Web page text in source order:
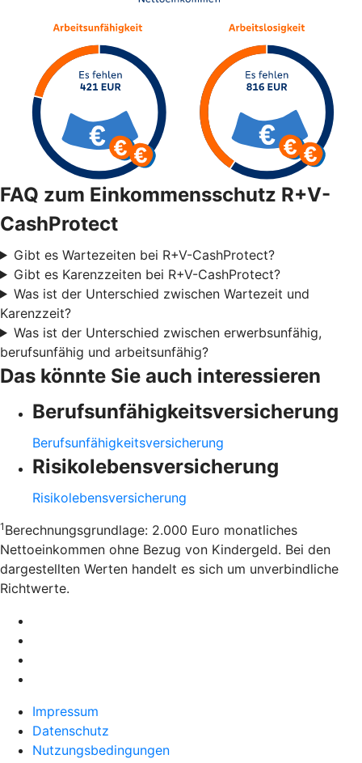
FAQ zum Einkommensschutz R+V-
CashProtect
Gibt es Wartezeiten bei R+V-CashProtect?
Gibt es Karenzzeiten bei R+V-CashProtect?
Was ist der Unterschied zwischen Wartezeit und
Karenzzeit?
Was ist der Unterschied zwischen erwerbsunfähig,
berufsunfähig und arbeitsunfähig?
Das könnte Sie auch interessieren
Berufsunfähigkeitsversicherung
Berufsunfähigkeitsversicherung
Risikolebensversicherung
Risikolebensversicherung
1 Berechnungsgrundlage: 2.000 Euro monatliches
Nettoeinkommen ohne Bezug von Kindergeld. Bei den
dargestellten Werten handelt es sich um unverbindliche
Richtwerte.
Impressum
Datenschutz
Nutzungsbedingungen